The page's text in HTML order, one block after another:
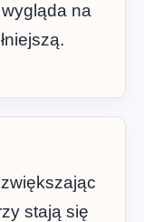
na
stają się